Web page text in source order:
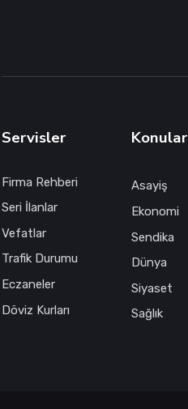
Servisler
Firma Rehberi
Seri İlanlar
Vefatlar
Trafik Durumu
Eczaneler
Döviz Kurları
Konular
Asayiş
Ekonomi
Sendika
Dünya
Siyaset
Sağlık